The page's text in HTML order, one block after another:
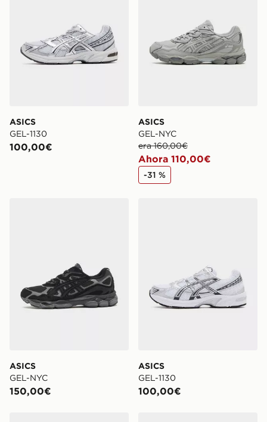
ASICS
GEL-1130
100,00€
ASICS
GEL-NYC
era 160,00€
Ahora 110,00€
-31 %
ASICS
GEL-NYC
150,00€
ASICS
GEL-1130
100,00€